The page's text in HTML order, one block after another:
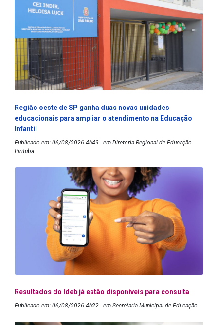
Região oeste de SP ganha duas novas unidades
educacionais para ampliar o atendimento na Educação
Infantil
Publicado em: 06/08/2026 4h49 - em Diretoria Regional de Educação
Pirituba
Resultados do Ideb já estão disponíveis para consulta
Publicado em: 06/08/2026 4h22 - em Secretaria Municipal de Educação